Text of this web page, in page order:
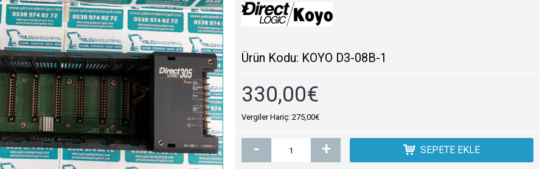
Ürün Kodu: KOYO D3-08B-1
330,00€
Vergiler Hariç: 275,00€
- + SEPETE EKLE